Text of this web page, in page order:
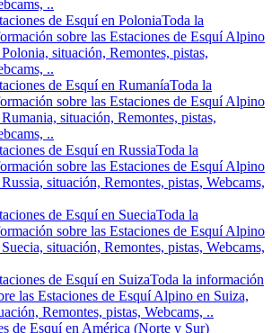
..
de Esquí en PoloniaToda la
sobre las Estaciones de Esquí Alpino
situación, Remontes, pistas,
..
de Esquí en RumaníaToda la
sobre las Estaciones de Esquí Alpino
situación, Remontes, pistas,
..
de Esquí en RussiaToda la
sobre las Estaciones de Esquí Alpino
situación, Remontes, pistas, Webcams,
de Esquí en SueciaToda la
sobre las Estaciones de Esquí Alpino
situación, Remontes, pistas, Webcams,
de Esquí en SuizaToda la información
las Estaciones de Esquí Alpino en Suiza,
Remontes, pistas, Webcams, ..
de Esquí en América (Norte y Sur)